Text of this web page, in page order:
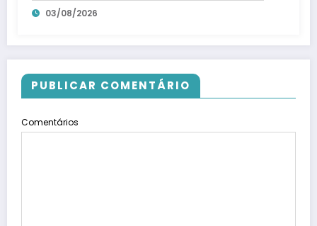
03/08/2026
PUBLICAR COMENTÁRIO
Comentários